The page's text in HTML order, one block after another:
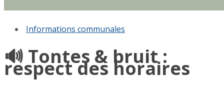
Informations communales
🔊 Tontes & bruit :
respect des horaires